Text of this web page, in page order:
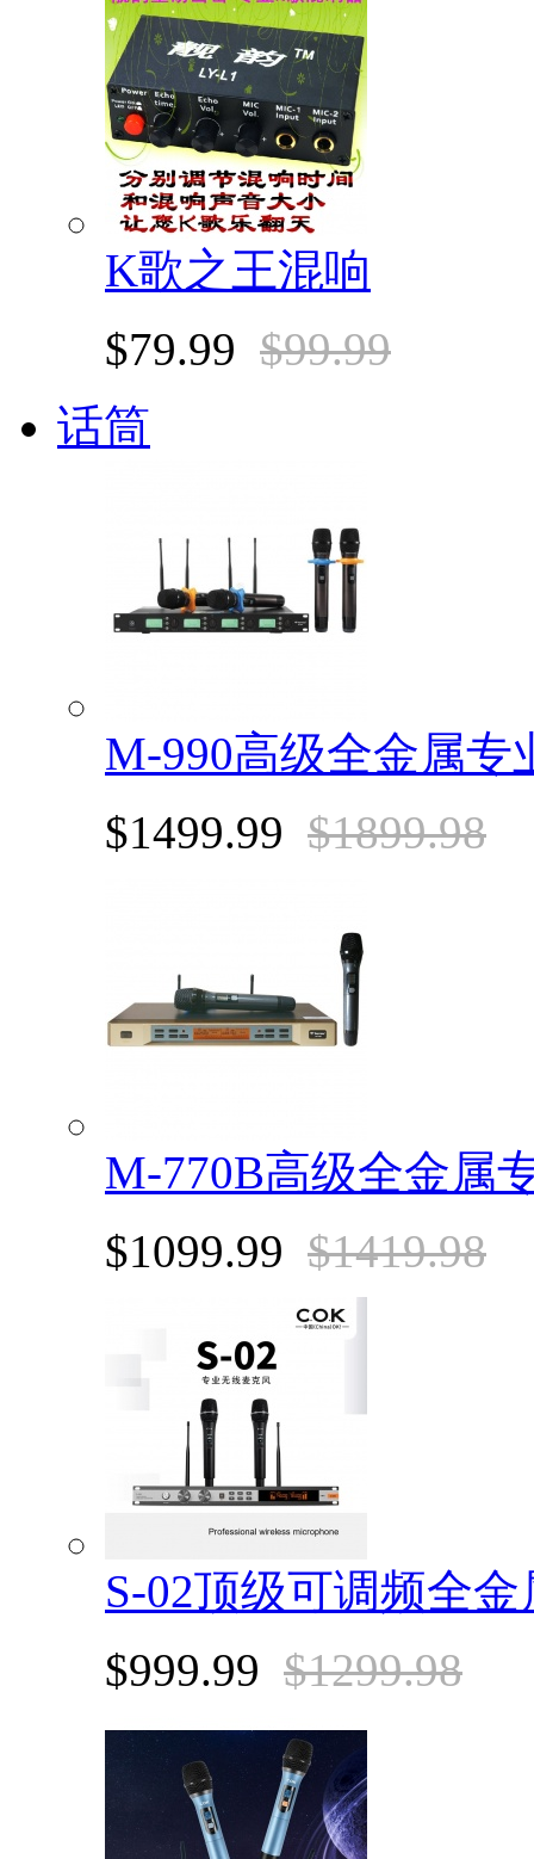
K歌之王混响
$79.99 $99.99
话筒
M-990高级全金属
$1499.99 $1899.98
M-770B高级全金属
$1099.99 $1419.98
S-02顶级可调频全
$999.99 $1299.98